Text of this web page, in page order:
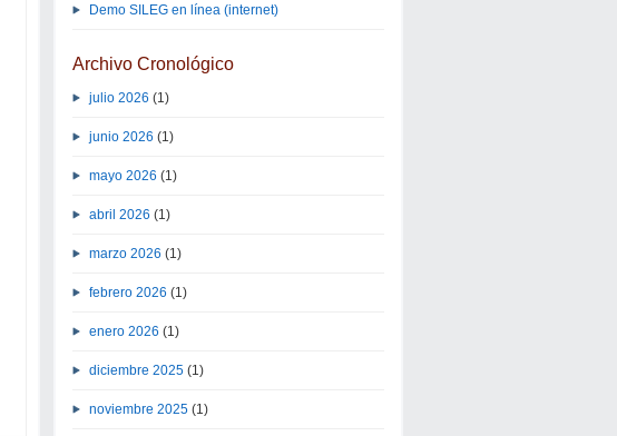
Demo SILEG en línea (internet)
Archivo Cronológico
julio 2026 (1)
junio 2026 (1)
mayo 2026 (1)
abril 2026 (1)
marzo 2026 (1)
febrero 2026 (1)
enero 2026 (1)
diciembre 2025 (1)
noviembre 2025 (1)